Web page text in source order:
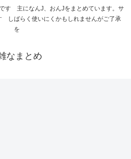
す 主になんJ、おんJをまとめています。サ
しばらく使いにくかもしれませんがご了承
を
なまとめ